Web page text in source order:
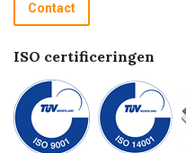
Betalen
Contact
ISO certificeringen